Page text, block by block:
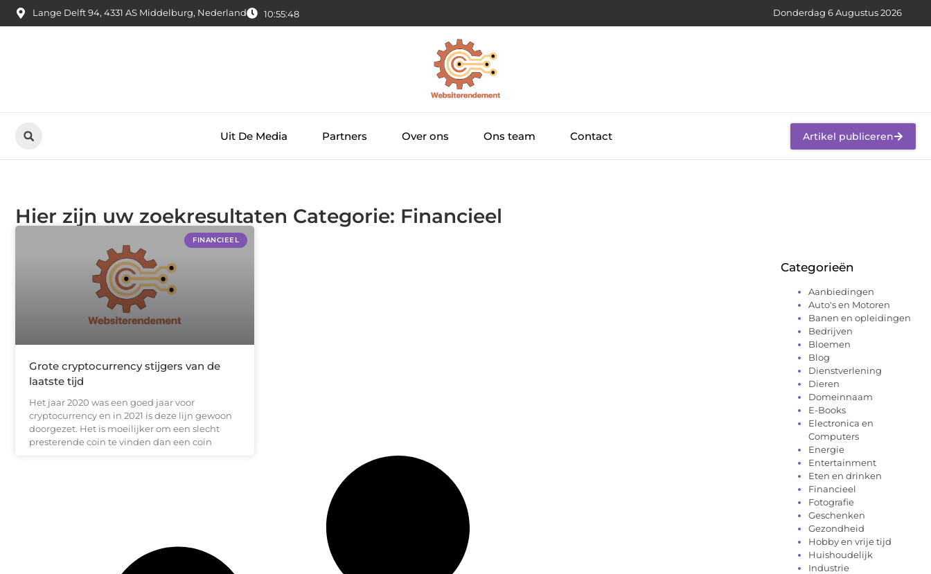
Lange Delft 94, 4331 AS Middelburg, Nederland 10:55:48 Donderdag 6 Augustus 2026
Uit De Media Partners Over ons Ons team Contact Artikel publiceren
Hier zijn uw zoekresultaten Categorie: Financieel
FINANCIEEL
Grote cryptocurrency stijgers van de
laatste tijd
Het jaar 2020 was een goed jaar voor
cryptocurrency en in 2021 is deze lijn gewoon
doorgezet. Het is moeilijker om een slecht
presterende coin te vinden dan een coin
Categorieën
Aanbiedingen
Auto's en Motoren
Banen en opleidingen
Bedrijven
Bloemen
Blog
Dienstverlening
Dieren
Domeinnaam
E-Books
Electronica en
Computers
Energie
Entertainment
Eten en drinken
Financieel
Fotografie
Geschenken
Gezondheid
Hobby en vrije tijd
Huishoudelijk
Industrie